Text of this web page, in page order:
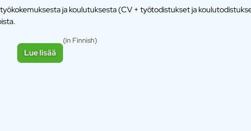
ja koulutuksesta (CV + työtodistukset ja
Lue lisää
(in Finnish)